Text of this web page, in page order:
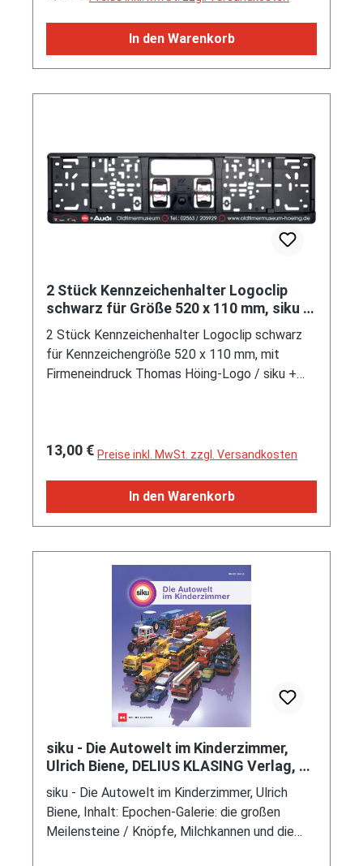
In den Warenkorb
2 Stück Kennzeichenhalter Logoclip
schwarz für Größe 520 x 110 mm, siku +
Audi Oldtimermuseum
2 Stück Kennzeichenhalter Logoclip schwarz
für Kennzeichengröße 520 x 110 mm, mit
Firmeneindruck Thomas Höing-Logo / siku +
Regulärer Preis:
13,00 € Preise inkl. MwSt. zzgl. Versandkosten
In den Warenkorb
siku - Die Autowelt im Kinderzimmer,
Ulrich Biene, DELIUS KLASING Verlag, 1.
Auflage September 2025
siku - Die Autowelt im Kinderzimmer, Ulrich
Biene, Inhalt: Epochen-Galerie: die großen
Meilensteine / Knöpfe, Milchkannen und die